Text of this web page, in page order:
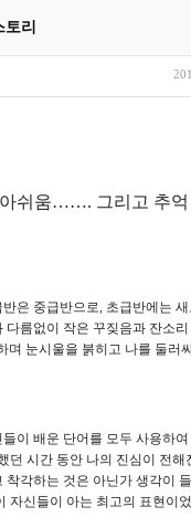
리
쉬움……. 그리고 추억
은 중급반으로, 초급반에는
름없이 작은 꾸짖음과 잔소
며 눈시울을 붉히고 나를 둘러
이 배운 단어를 모두 사용하
던 시간 동안 나의 진심이 전
각하는 것은 아닌가 생각이
자신들이 아는 최고의 표현이었